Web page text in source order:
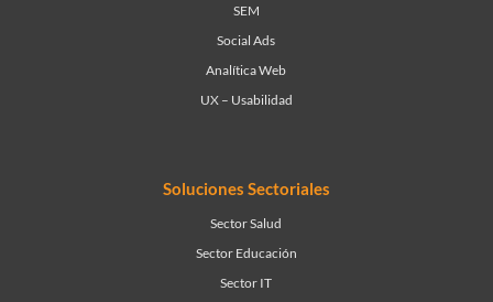
SEM
Social Ads
Analítica Web
UX – Usabilidad
Soluciones Sectoriales
Sector Salud
Sector Educación
Sector IT